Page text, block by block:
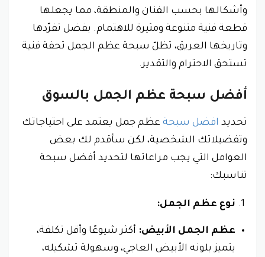
وأشكالها بحسب الفنان والمنطقة، مما يجعلها
قطعة فنية متنوعة ومثيرة للاهتمام. بفضل تفرّدها
وتاريخها العريق، تظلّ سبحة عظم الجمل تحفة فنية
تستحق الاحترام والتقدير.
أفضل سبحة عظم الجمل بالسوق
تحديد افضل سبحة عظم جمل يعتمد على احتياجاتك
وتفضيلاتك الشخصية، لكن سأقدم لك بعض
العوامل التي يجب مراعاتها لتحديد أفضل سبحة
تناسبك:
نوع عظم الجمل:
عظم الجمل الأبيض: أكثر شيوعًا وأقل تكلفة،
يتميز بلونه الأبيض العاجي، وسهولة تشكيله،